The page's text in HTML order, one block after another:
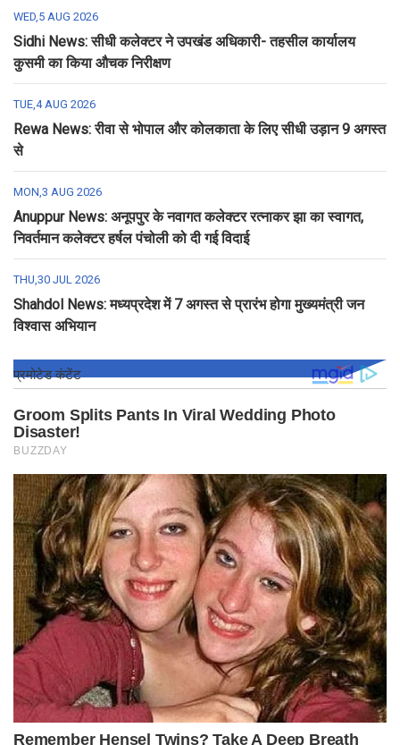
WED,5 AUG 2026
Sidhi News: सीधी कलेक्टर ने उपखंड अधिकारी- तहसील कार्यालय
कुसमी का किया औचक निरीक्षण
TUE,4 AUG 2026
Rewa News: रीवा से भोपाल और कोलकाता के लिए सीधी उड़ान 9 अगस्त
से
MON,3 AUG 2026
Anuppur News: अनूपपुर के नवागत कलेक्टर रत्नाकर झा का स्वागत,
निवर्तमान कलेक्टर हर्षल पंचोली को दी गई विदाई
THU,30 JUL 2026
Shahdol News: मध्यप्रदेश में 7 अगस्त से प्रारंभ होगा मुख्यमंत्री जन
विश्वास अभियान